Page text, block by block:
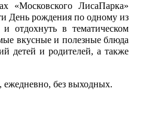
«Московского ЛисаПарка»
День рождения по одному из
и отдохнуть в тематическом
вкусные и полезные блюда
детей и родителей, а также
без выходных.